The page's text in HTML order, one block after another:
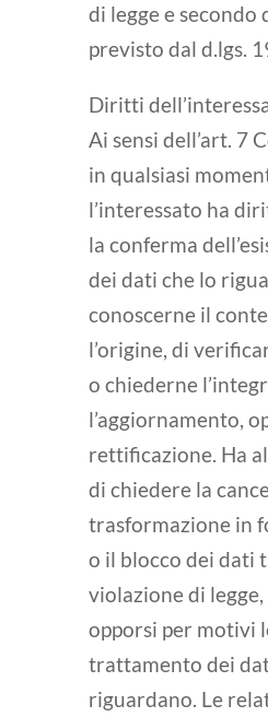
di legge e secondo
previsto dal d.lgs.
Diritti
Ai sensi dell’art. 7
in qualsiasi
l’interessato ha
la conferma
dei dati che lo
conoscerne il
l’origine, di
o chiederne
l’aggiornamento,
rettificazione. Ha
di chiedere la
trasformazione in
o il blocco dei dati
violazione di
opporsi per motivi
trattamento dei
riguardano. Le